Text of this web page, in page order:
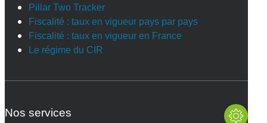
Pillar Two Tracker
Fiscalité : taux en vigueur pays par pays
Fiscalité : taux en vigueur en France
Le régime du CIR
Nos services